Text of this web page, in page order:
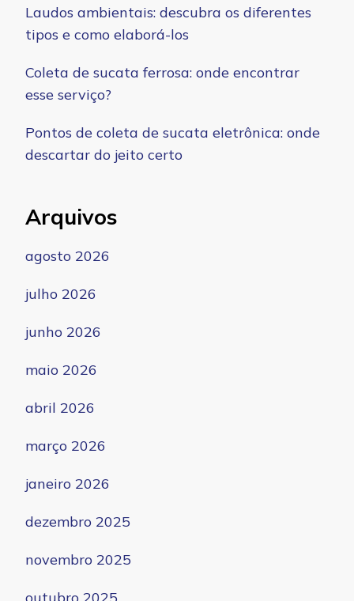
Laudos ambientais: descubra os diferentes
tipos e como elaborá-los
Coleta de sucata ferrosa: onde encontrar
esse serviço?
Pontos de coleta de sucata eletrônica: onde
descartar do jeito certo
Arquivos
agosto 2026
julho 2026
junho 2026
maio 2026
abril 2026
março 2026
janeiro 2026
dezembro 2025
novembro 2025